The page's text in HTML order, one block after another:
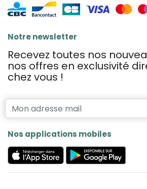
Notre newsletter
Recevez toutes nos
nos offres en exclusivité
chez vous !
Nos applications mobiles